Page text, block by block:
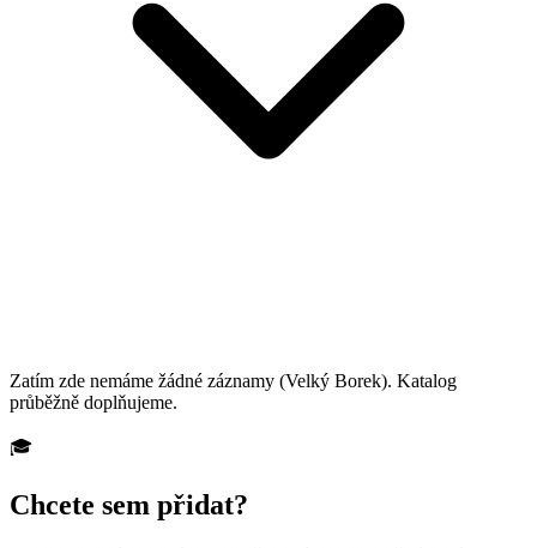
Zatím zde nemáme žádné záznamy (Velký Borek). Katalog
průběžně doplňujeme.
🎓
Chcete sem přidat?